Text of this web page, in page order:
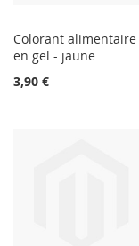
Colorant alimentaire
en gel - jaune
3,90 €